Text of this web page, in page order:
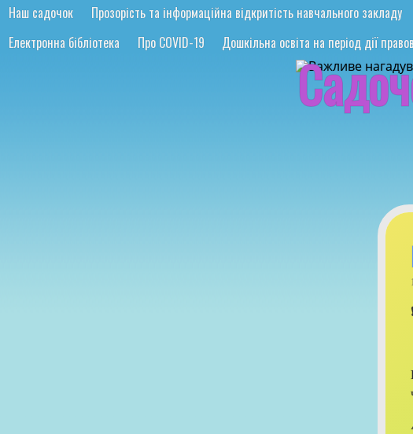
Наш садочок Прозорість та інформаційна відкритість навчального закладу
Електронна бібліотека
Про COVID-19 Дошкільна освіта на період дії